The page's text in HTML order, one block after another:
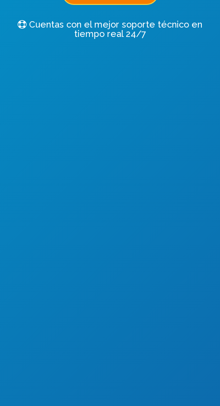
Cuentas con el mejor soporte técnico en
tiempo real 24/7